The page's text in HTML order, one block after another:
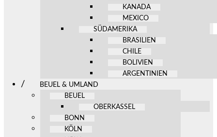
KANADA
MEXICO
SÜDAMERIKA
BRASILIEN
CHILE
BOLIVIEN
ARGENTINIEN
BEUEL & UMLAND
BEUEL
OBERKASSEL
BONN
KÖLN